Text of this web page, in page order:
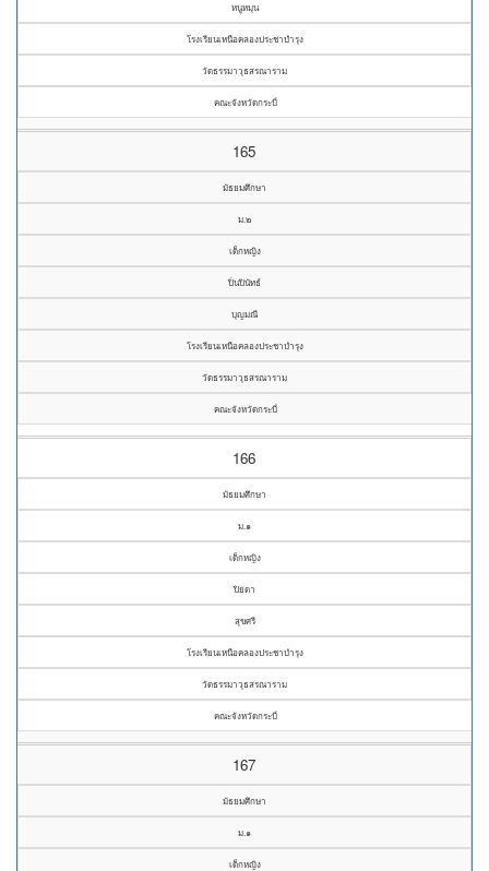
หนูหมุน
โรงเรียนเหนือคลองประชาบำรุง
วัดธรรมาวุธสรณาราม
คณะจังหวัดกระบี่
165
มัธยมศึกษา
ม.๒
เด็กหญิง
ปิ่นปินัทธ์
บุญมณี
โรงเรียนเหนือคลองประชาบำรุง
วัดธรรมาวุธสรณาราม
คณะจังหวัดกระบี่
166
มัธยมศึกษา
ม.๑
เด็กหญิง
ปิยดา
สุขศรี
โรงเรียนเหนือคลองประชาบำรุง
วัดธรรมาวุธสรณาราม
คณะจังหวัดกระบี่
167
มัธยมศึกษา
ม.๑
เด็กหญิง